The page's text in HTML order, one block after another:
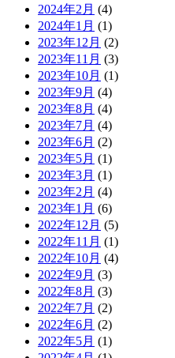
2024年2月 (4)
2024年1月 (1)
2023年12月 (2)
2023年11月 (3)
2023年10月 (1)
2023年9月 (4)
2023年8月 (4)
2023年7月 (4)
2023年6月 (2)
2023年5月 (1)
2023年3月 (1)
2023年2月 (4)
2023年1月 (6)
2022年12月 (5)
2022年11月 (1)
2022年10月 (4)
2022年9月 (3)
2022年8月 (3)
2022年7月 (2)
2022年6月 (2)
2022年5月 (1)